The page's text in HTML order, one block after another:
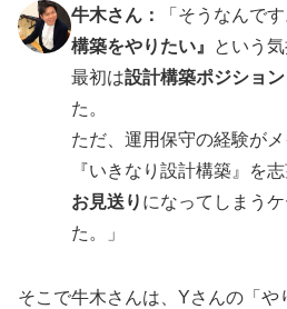
牛木さん： 「そうなんで
構築をやりたい』
という
最初は設計構築ポジション
た。
ただ、運用保守の経験がメ
『いきなり設計構築』を
お見送り になってしまう
た。」
そこで牛木さんは、Yさんの「や